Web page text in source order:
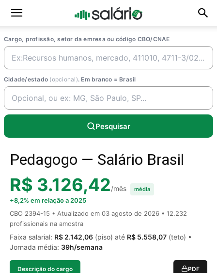
Cargo, profissão, setor da emresa ou código CBO/CNAE
Cidade/estado (opcional). Em branco = Brasil
Pesquisar
Pedagogo — Salário Brasil
R$ 3.126,42/mês média
+8,2% em relação a 2025
CBO 2394-15 • Atualizado em 03 agosto de 2026 • 12.232
profissionais na amostra
Faixa salarial: R$ 2.142,06 (piso) até R$ 5.558,07 (teto) •
Jornada média: 39h/semana
Descrição do cargo PDF